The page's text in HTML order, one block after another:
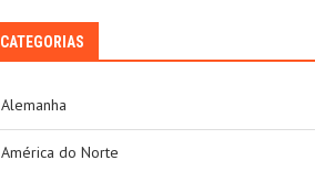
CATEGORIAS
Alemanha
América do Norte